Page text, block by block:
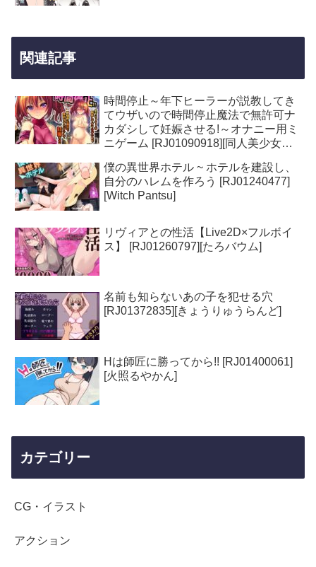
関連記事
時間停止～年下ヒーラーが説教してき
てウザいので時間停止魔法で無許可ナ
カダシして妊娠させる!～オナニー用ミ
ニゲーム [RJ01090918][同人美少女ゲ
僕の異世界ホテル ~ ホテルを建設し、
自分のハレムを作ろう [RJ01240477]
[Witch Pantsu]
リヴィアとの性活【Live2D×フルボイ
ス】 [RJ01260797][たろバウム]
名前も知らないあの子を犯せる穴
[RJ01372835][きょうりゅうらんど]
Hは師匠に勝ってから!! [RJ01400061]
[火照るやかん]
カテゴリー
CG・イラスト
アクション